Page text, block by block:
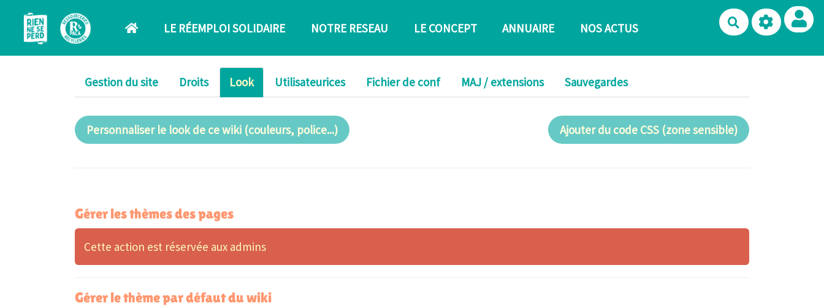
Aller au contenu principal
LE RÉEMPLOI SOLIDAIRE
NOTRE RESEAU LE CONCEPT ANNUAIRE NOS ACTUS Rechercher
Gestion du site Droits Look Utilisateurices Fichier de conf MAJ / extensions Sauvegardes
Personnaliser le look de ce wiki (couleurs, police...) Ajouter du code CSS (zone sensible)
Gérer les thèmes des pages
Cette action est réservée aux admins
Gérer le thème par défaut du wiki